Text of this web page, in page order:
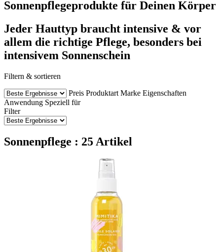
Sonnenpflegeprodukte für Deinen Körper
Jeder Hauttyp braucht intensive & vor
allem die richtige Pflege, besonders bei
intensivem Sonnenschein
Filtern & sortieren
Preis Produktart Marke Eigenschaften
Anwendung Speziell für
Filter
Sonnenpflege : 25 Artikel